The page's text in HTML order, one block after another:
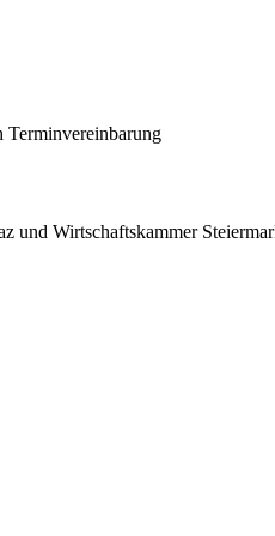
Terminvereinbarung
und Wirtschaftskammer